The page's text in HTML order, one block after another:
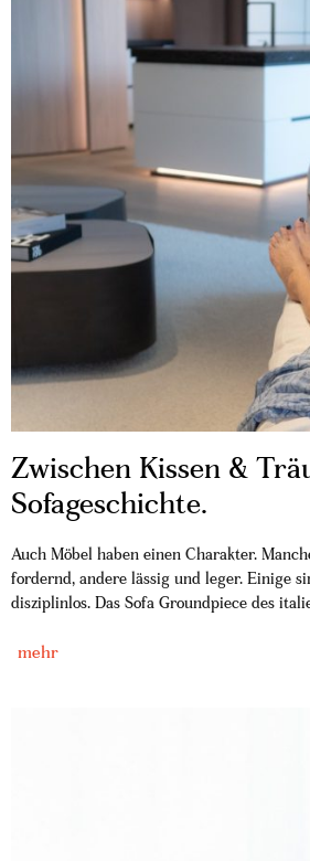
Zwischen Kissen &
Sofageschichte.
Auch Möbel haben einen Charakter.
fordernd, andere lässig und leger. Einige
disziplinlos. Das Sofa Groundpiece des
mehr